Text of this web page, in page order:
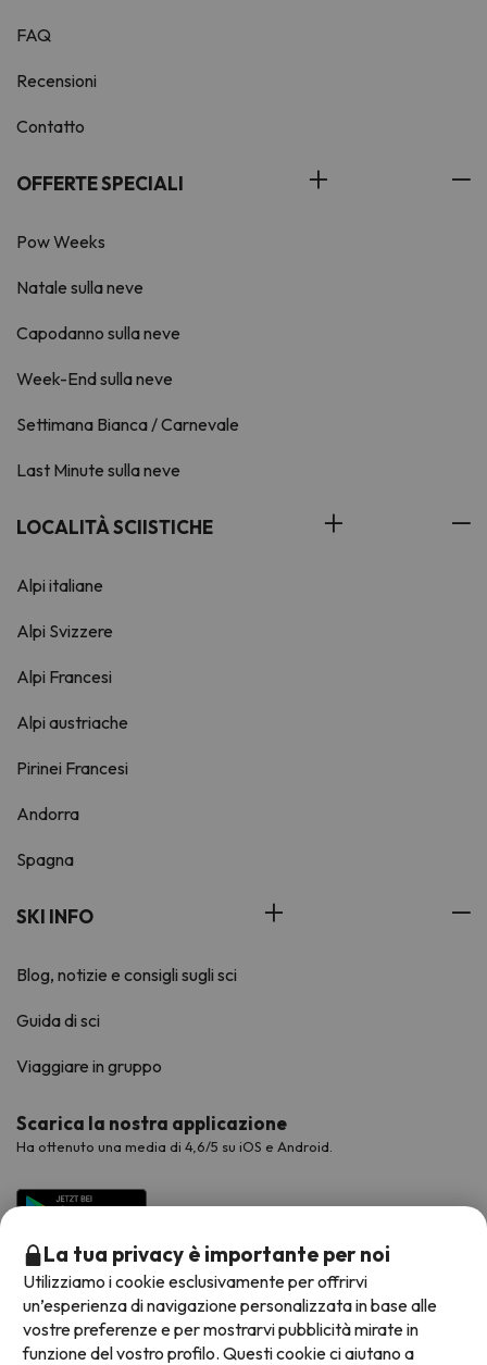
FAQ
Recensioni
Contatto
OFFERTE SPECIALI
Pow Weeks
Natale sulla neve
Capodanno sulla neve
Week-End sulla neve
Settimana Bianca / Carnevale
Last Minute sulla neve
LOCALITÀ SCIISTICHE
Alpi italiane
Alpi Svizzere
Alpi Francesi
Alpi austriache
Pirinei Francesi
Andorra
Spagna
SKI INFO
Blog, notizie e consigli sugli sci
Guida di sci
Viaggiare in gruppo
Scarica la nostra applicazione
Ha ottenuto una media di 4,6/5 su iOS e Android.
La tua privacy è importante per noi
Utilizziamo i cookie esclusivamente per offrirvi
un’esperienza di navigazione personalizzata in base alle
vostre preferenze e per mostrarvi pubblicità mirate in
funzione del vostro profilo. Questi cookie ci aiutano a